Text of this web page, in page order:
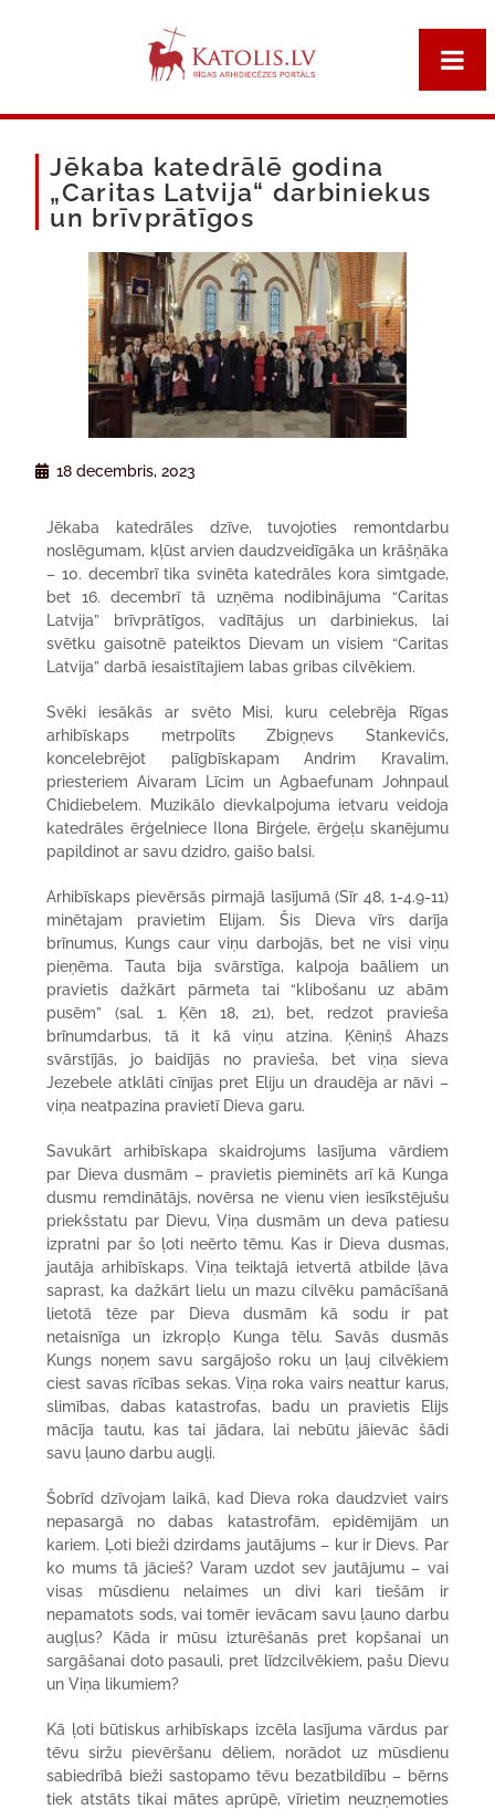
Jēkaba katedrālē godina
„Caritas Latvija“ darbiniekus
un brīvprātīgos
18 decembris, 2023
Jēkaba katedrāles dzīve, tuvojoties remontdarbu
noslēgumam, kļūst arvien daudzveidīgāka un krāšņāka
– 10. decembrī tika svinēta katedrāles kora simtgade,
bet 16. decembrī tā uzņēma nodibinājuma “Caritas
Latvija” brīvprātīgos, vadītājus un darbiniekus, lai
svētku gaisotnē pateiktos Dievam un visiem “Caritas
Latvija” darbā iesaistītajiem labas gribas cilvēkiem.
Svēki iesākās ar svēto Misi, kuru celebrēja Rīgas
arhibīskaps metrpolīts Zbigņevs Stankevičs,
koncelebrējot palīgbīskapam Andrim Kravalim,
priesteriem Aivaram Līcim un Agbaefunam Johnpaul
Chidiebelem. Muzikālo dievkalpojuma ietvaru veidoja
katedrāles ērģelniece Ilona Birģele, ērģeļu skanējumu
papildinot ar savu dzidro, gaišo balsi.
Arhibīskaps pievērsās pirmajā lasījumā (Sīr 48, 1-4.9-11)
minētajam pravietim Elijam. Šis Dieva vīrs darīja
brīnumus, Kungs caur viņu darbojās, bet ne visi viņu
pieņēma. Tauta bija svārstīga, kalpoja baāliem un
pravietis dažkārt pārmeta tai “klibošanu uz abām
pusēm” (sal. 1. Ķēn 18, 21), bet, redzot pravieša
brīnumdarbus, tā it kā viņu atzina. Ķēniņš Ahazs
svārstījās, jo baidījās no pravieša, bet viņa sieva
Jezebele atklāti cīnījas pret Eliju un draudēja ar nāvi –
viņa neatpazina pravietī Dieva garu.
Savukārt arhibīskapa skaidrojums lasījuma vārdiem
par Dieva dusmām – pravietis pieminēts arī kā Kunga
dusmu remdinātājs, novērsa ne vienu vien iesīkstējušu
priekšstatu par Dievu, Viņa dusmām un deva patiesu
izpratni par šo ļoti neērto tēmu. Kas ir Dieva dusmas,
jautāja arhibīskaps. Viņa teiktajā ietvertā atbilde ļāva
saprast, ka dažkārt lielu un mazu cilvēku pamācīšanā
lietotā tēze par Dieva dusmām kā sodu ir pat
netaisnīga un izkropļo Kunga tēlu. Savās dusmās
Kungs noņem savu sargājošo roku un ļauj cilvēkiem
ciest savas rīcības sekas. Viņa roka vairs neattur karus,
slimības, dabas katastrofas, badu un pravietis Elijs
mācīja tautu, kas tai jādara, lai nebūtu jāievāc šādi
savu ļauno darbu augļi.
Šobrīd dzīvojam laikā, kad Dieva roka daudzviet vairs
nepasargā no dabas katastrofām, epidēmijām un
kariem. Ļoti bieži dzirdams jautājums – kur ir Dievs. Par
ko mums tā jācieš? Varam uzdot sev jautājumu – vai
visas mūsdienu nelaimes un divi kari tiešām ir
nepamatots sods, vai tomēr ievācam savu ļauno darbu
augļus? Kāda ir mūsu izturēšanās pret kopšanai un
sargāšanai doto pasauli, pret līdzcilvēkiem, pašu Dievu
un Viņa likumiem?
Kā ļoti būtiskus arhibīskaps izcēla lasījuma vārdus par
tēvu siržu pievēršanu dēliem, norādot uz mūsdienu
sabiedrībā bieži sastopamo tēvu bezatbildību – bērns
tiek atstāts tikai mātes aprūpē, vīrietim neuzņemoties